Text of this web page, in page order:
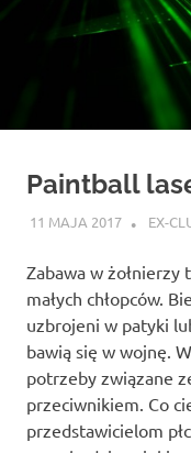
Paintball
11 MAJA 2017 EX-
Zabawa w
małych chłopców.
uzbrojeni w patyki
bawią się w wojnę.
potrzeby związane
przeciwnikiem. Co
przedstawicielom